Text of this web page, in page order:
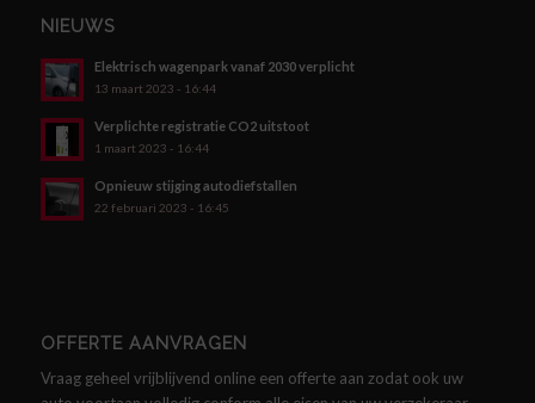
NIEUWS
Elektrisch wagenpark vanaf 2030 verplicht
13 maart 2023 - 16:44
Verplichte registratie CO2 uitstoot
1 maart 2023 - 16:44
Opnieuw stijging autodiefstallen
22 februari 2023 - 16:45
OFFERTE AANVRAGEN
Vraag geheel vrijblijvend online een offerte aan zodat ook uw